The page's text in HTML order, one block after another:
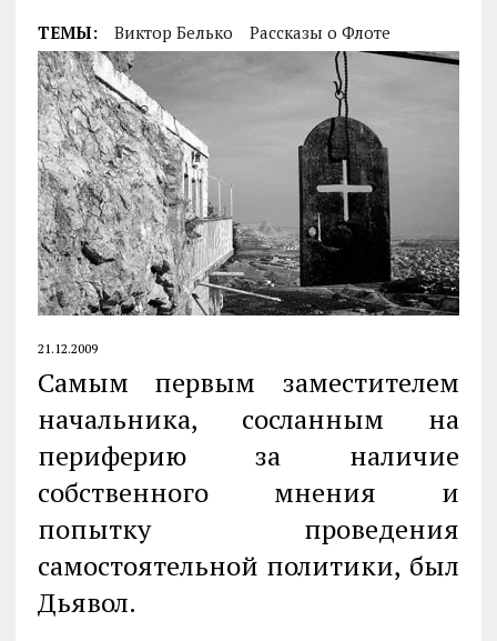
ТЕМЫ: Виктор Белько Рассказы о Флоте
21.12.2009
Самым первым заместителем
начальника, сосланным на
периферию за нали­чие
собственного мнения и
попытку проведения
самостоятельной политики, был
Дьявол.